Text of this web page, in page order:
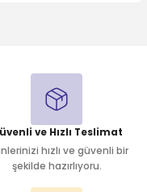
ve Hızlı Teslimat
hızlı ve güvenli bir
şekilde hazırlıyoru.